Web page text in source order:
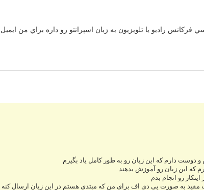
راديو يا تلويزيون به زبان اسپرانتو رو داره براي من ايميل
و دوست دارم که این زبان رو به طور کامل یاد بگیرم
که این زبان رو آموزش بدهند
رو انجام بدم
مفید به صورت پی دی اف برای من که مبتدی هستم در این زبان ارسال کنه